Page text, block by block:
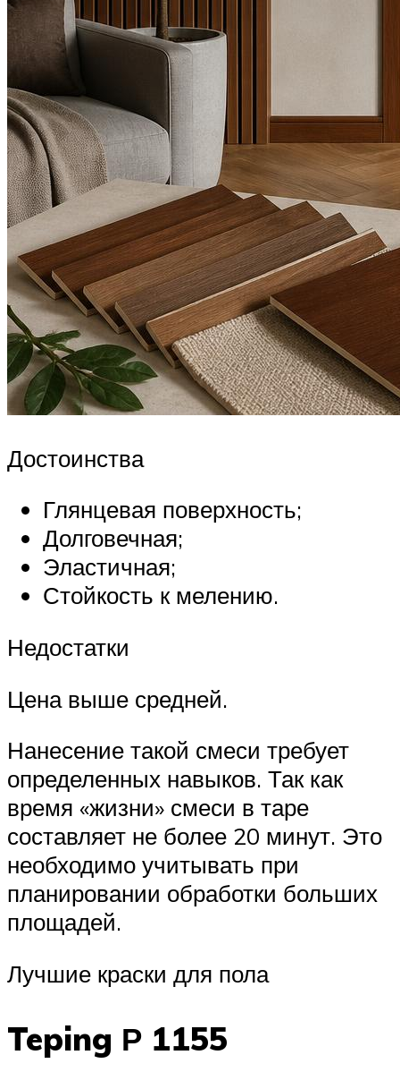
Достоинства
Глянцевая поверхность;
Долговечная;
Эластичная;
Стойкость к мелению.
Недостатки
Цена выше средней.
Нанесение такой смеси требует
определенных навыков. Так как
время «жизни» смеси в таре
составляет не более 20 минут. Это
необходимо учитывать при
планировании обработки больших
площадей.
Лучшие краски для пола
Teping Р 1155